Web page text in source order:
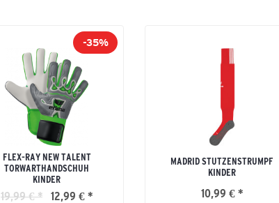
-35%
FLEX-RAY NEW TALENT
TORWARTHANDSCHUH
KINDER
19,99 € * 12,99 € *
MADRID STUTZENSTRUMPF
KINDER
10,99 € *